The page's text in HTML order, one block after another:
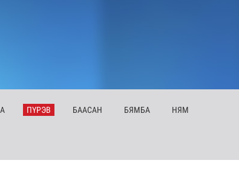
ПҮРЭВ БААСАН БЯМБА НЯМ